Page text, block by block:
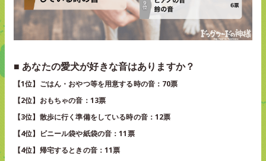
■ あなたの愛犬が好きな音はありますか？
【1位】ごはん・おやつ等を用意する時の音：70票
【2位】おもちゃの音：13票
【3位】散歩に行く準備をしている時の音：12票
【4位】ビニール袋や紙袋の音：11票
【4位】帰宅するときの音：11票